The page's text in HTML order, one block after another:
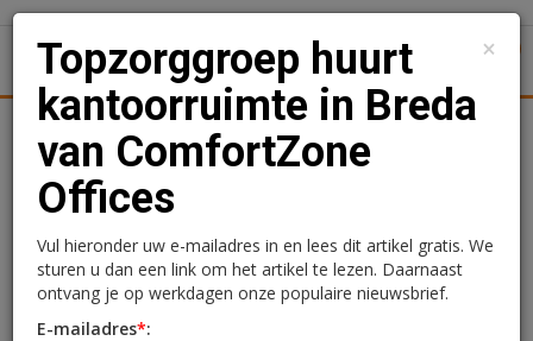
Topzorggroep huurt
kantoorruimte in Breda
van ComfortZone Offices
×
Topzorggroep huurt
kantoorruimte in Breda
van ComfortZone
Offices
Vul hieronder uw e-mailadres in en lees dit artikel gratis. We
sturen u dan een link om het artikel te lezen. Daarnaast
ontvang je op werkdagen onze populaire nieuwsbrief.
E-mailadres*: